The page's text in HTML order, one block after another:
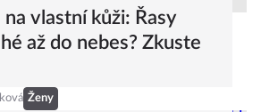
vlastní kůži: Řasy
až do nebes? Zkuste
Ženy